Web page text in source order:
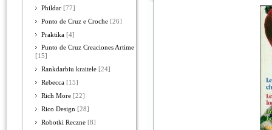
Phildar [77]
Ponto de Cruz e Croche [26]
Praktika [4]
Punto de Cruz Creaciones Artime
[15]
Rankdarbiu kraitele [24]
Rebecca [15]
Rich More [22]
Rico Design [28]
Robotki Reczne [8]